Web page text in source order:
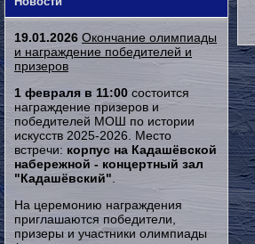
19.01.2026 Окончание олимпиады
и награждение победителей и
призеров
1 февраля в 11:00 состоится
награждение призеров и
победителей МОШ по истории
искусств 2025-2026. Место
встречи: корпус на Кадашёвской
набережной - концертный зал
"Кадашёвский"
На церемонию награждения
приглашаются победители,
призеры и участники олимпиады